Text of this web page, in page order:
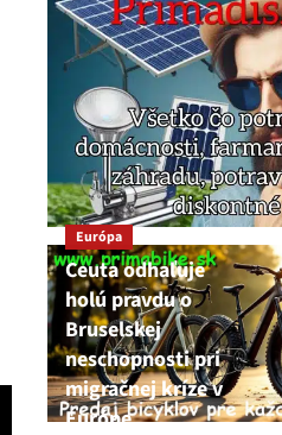
Európa
Ceuta odhaľuje
holú pravdu o
Bruselskej
neschopnosti pri
migračnej kríze v
Európe